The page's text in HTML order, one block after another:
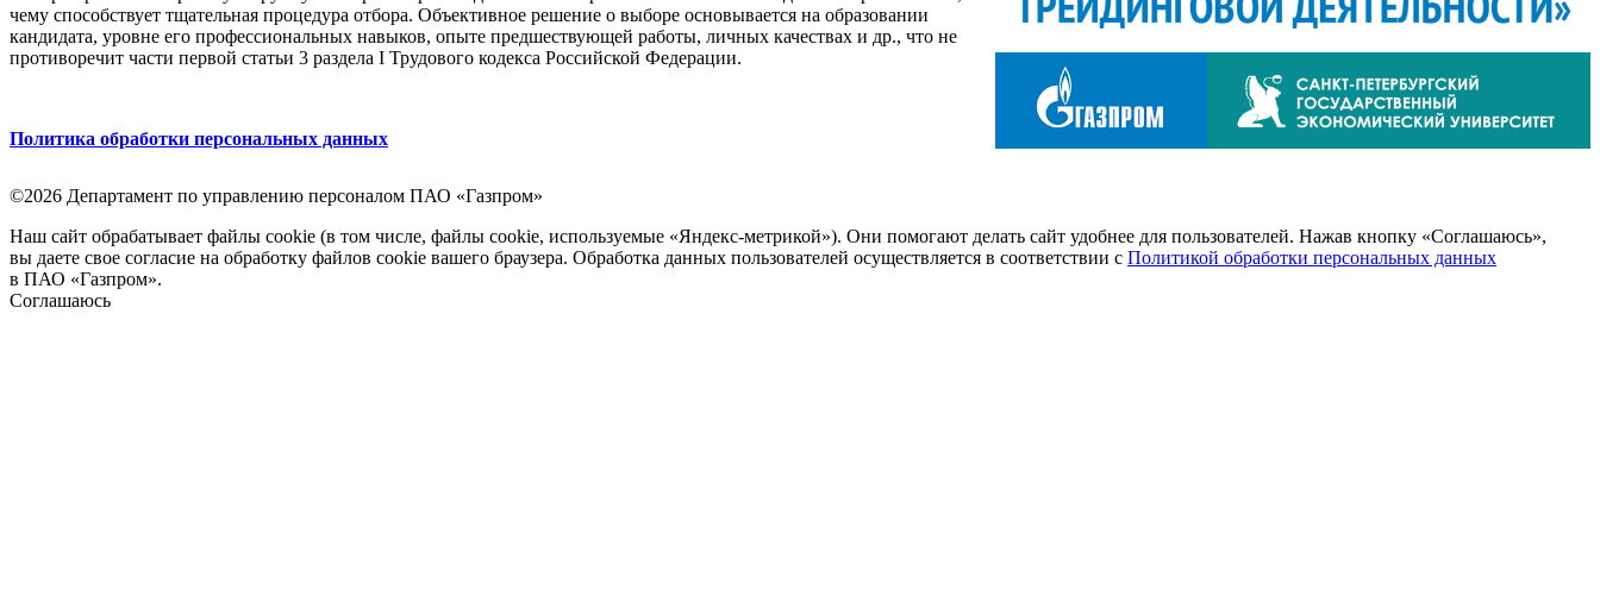
чему способствует тщательная процедура отбора. Объективное решение о выборе основывается на образовании
кандидата, уровне его профессиональных навыков, опыте предшествующей работы, личных качествах и др., что не
противоречит части первой статьи 3 раздела I Трудового кодекса Российской Федерации.
Политика обработки персональных данных
©2026 Департамент по управлению персоналом ПАО «Газпром»
Наш сайт обрабатывает файлы cookie (в том числе, файлы cookie, используемые «Яндекс-метрикой»). Они помогают делать сайт удобнее для пользователей. Нажав кнопку «Соглашаюсь»,
вы даете свое согласие на обработку файлов cookie вашего браузера. Обработка данных пользователей осуществляется в соответствии с Политикой обработки персональных данных
в ПАО «Газпром».
Соглашаюсь